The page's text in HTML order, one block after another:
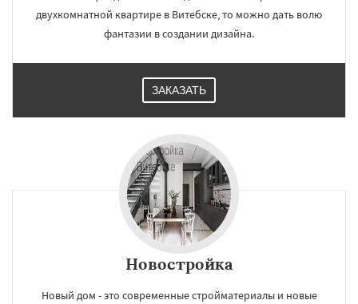
двухкомнатной квартире в Витебске, то можно дать волю
фантазии в создании дизайна.
ЗАКАЗАТЬ
Новостройка
Новый дом - это современные стройматериалы и новые